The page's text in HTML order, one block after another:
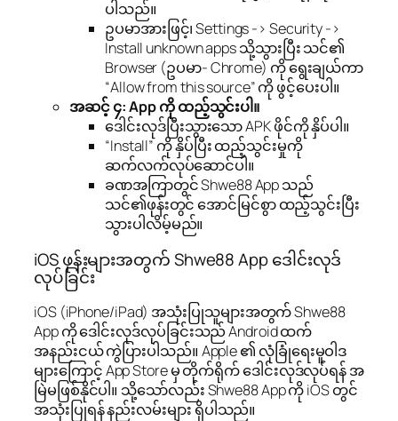
ပါသည်။
ဥပမာအားဖြင့်၊ Settings -> Security ->
Install unknown apps သို့သွားပြီး သင်၏
Browser (ဥပမာ- Chrome) ကို ရွေးချယ်ကာ
“Allow from this source” ကို ဖွင့်ပေးပါ။
အဆင့် ၄: App ကို ထည့်သွင်းပါ။
ဒေါင်းလုဒ်ပြီးသွားသော APK ဖိုင်ကို နှိပ်ပါ။
“Install” ကို နှိပ်ပြီး ထည့်သွင်းမှုကို
ဆက်လက်လုပ်ဆောင်ပါ။
ခဏအကြာတွင် Shwe88 App သည်
သင်၏ဖုန်းတွင် အောင်မြင်စွာ ထည့်သွင်းပြီး
သွားပါလိမ့်မည်။
iOS ဖုန်းများအတွက် Shwe88 App ဒေါင်းလုဒ်
လုပ်ခြင်း
iOS (iPhone/iPad) အသုံးပြုသူများအတွက် Shwe88
App ကို ဒေါင်းလုဒ်လုပ်ခြင်းသည် Android ထက်
အနည်းငယ် ကွဲပြားပါသည်။ Apple ၏ လုံခြုံရေးမူဝါဒ
များကြောင့် App Store မှ တိုက်ရိုက် ဒေါင်းလုဒ်လုပ်ရန် အ
မြဲမဖြစ်နိုင်ပါ။ သို့သော်လည်း Shwe88 App ကို iOS တွင်
အသုံးပြုရန် နည်းလမ်းများ ရှိပါသည်။